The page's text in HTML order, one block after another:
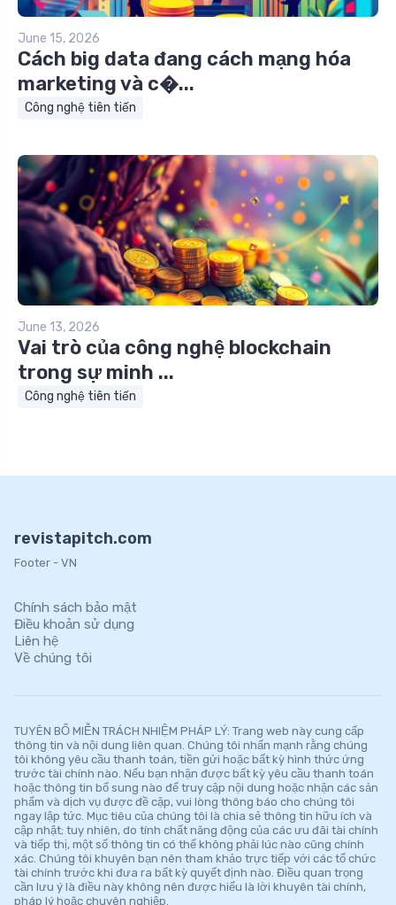
June 15, 2026
Cách big data đang cách mạng hóa
marketing và c�...
Công nghệ tiên tiến
June 13, 2026
Vai trò của công nghệ blockchain
trong sự minh ...
Công nghệ tiên tiến
revistapitch.com
Footer - VN
Chính sách bảo mật
Điều khoản sử dụng
Liên hệ
Về chúng tôi
TUYÊN BỐ MIỄN TRÁCH NHIỆM PHÁP LÝ: Trang web này cung cấp
thông tin và nội dung liên quan. Chúng tôi nhấn mạnh rằng chúng
tôi không yêu cầu thanh toán, tiền gửi hoặc bất kỳ hình thức ứng
trước tài chính nào. Nếu bạn nhận được bất kỳ yêu cầu thanh toán
hoặc thông tin bổ sung nào để truy cập nội dung hoặc nhận các sản
phẩm và dịch vụ được đề cập, vui lòng thông báo cho chúng tôi
ngay lập tức. Mục tiêu của chúng tôi là chia sẻ thông tin hữu ích và
cập nhật; tuy nhiên, do tính chất năng động của các ưu đãi tài chính
và tiếp thị, một số thông tin có thể không phải lúc nào cũng chính
xác. Chúng tôi khuyên bạn nên tham khảo trực tiếp với các tổ chức
tài chính trước khi đưa ra bất kỳ quyết định nào. Điều quan trọng
cần lưu ý là điều này không nên được hiểu là lời khuyên tài chính,
pháp lý hoặc chuyên nghiệp.